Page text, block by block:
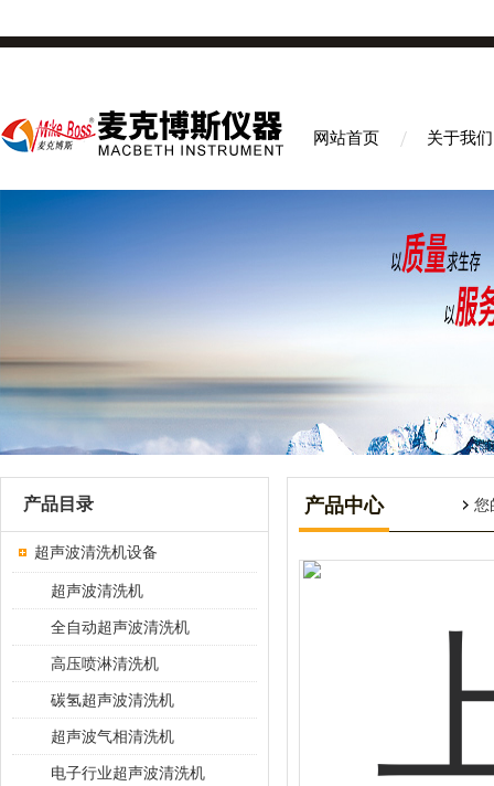
网站首页 关于我们
产品中心 您
产品目录
超声波清洗机设备
超声波清洗机
全自动超声波清洗机
高压喷淋清洗机
碳氢超声波清洗机
超声波气相清洗机
电子行业超声波清洗机